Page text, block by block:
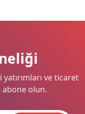
ve ticaret
olun.